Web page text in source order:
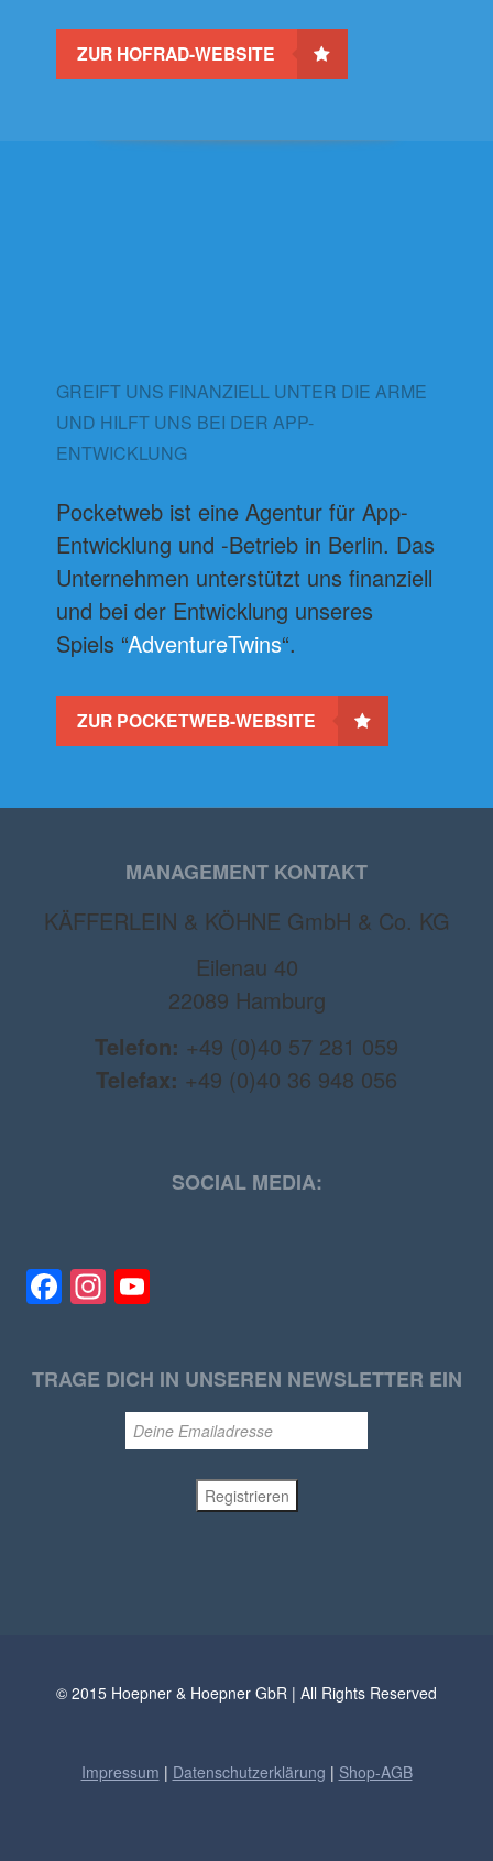
ZUR HOFRAD-WEBSITE
GREIFT UNS FINANZIELL UNTER DIE ARME
UND HILFT UNS BEI DER APP-
ENTWICKLUNG
Pocketweb ist eine Agentur für App-
Entwicklung und -Betrieb in Berlin. Das
Unternehmen unterstützt uns finanziell
und bei der Entwicklung unseres
Spiels “AdventureTwins“.
ZUR POCKETWEB-WEBSITE
MANAGEMENT KONTAKT
KÄFFERLEIN & KÖHNE GmbH & Co. KG
Eilenau 40
22089 Hamburg
Telefon: +49 (0)40 57 281 059
Telefax: +49 (0)40 36 948 056
SOCIAL MEDIA:
Facebook
Instagram
TRAGE DICH IN UNSEREN NEWSLETTER EIN
© 2015 Hoepner & Hoepner GbR | All Rights Reserved
Impressum | Datenschutzerklärung | Shop-AGB